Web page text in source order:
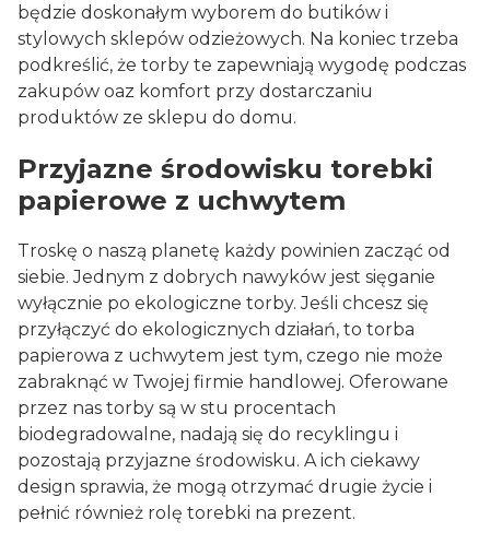
będzie doskonałym wyborem do butików i
stylowych sklepów odzieżowych. Na koniec trzeba
podkreślić, że torby te zapewniają wygodę podczas
zakupów oaz komfort przy dostarczaniu
produktów ze sklepu do domu.
Przyjazne środowisku torebki
papierowe z uchwytem
Troskę o naszą planetę każdy powinien zacząć od
siebie. Jednym z dobrych nawyków jest sięganie
wyłącznie po ekologiczne torby. Jeśli chcesz się
przyłączyć do ekologicznych działań, to torba
papierowa z uchwytem jest tym, czego nie może
zabraknąć w Twojej firmie handlowej. Oferowane
przez nas torby są w stu procentach
biodegradowalne, nadają się do recyklingu i
pozostają przyjazne środowisku. A ich ciekawy
design sprawia, że mogą otrzymać drugie życie i
pełnić również rolę torebki na prezent.